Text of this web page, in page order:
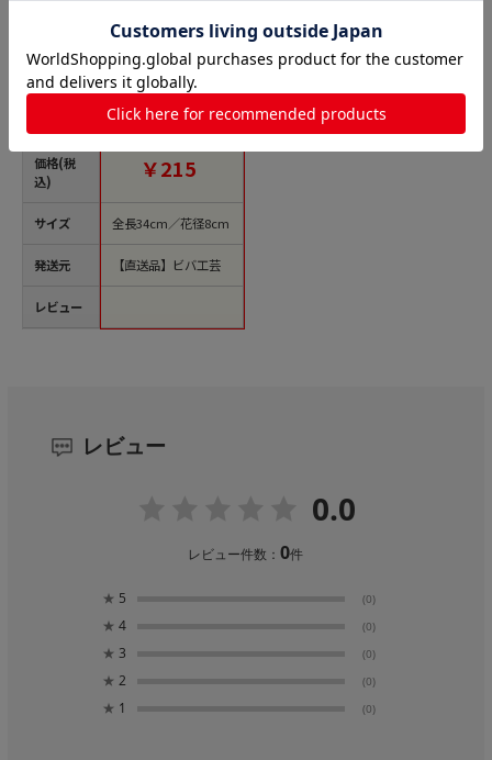
商品名
価格(税
込)
サイズ
発送元
レビュー
ビバ工芸 造花 ギガ
00 1本（ご注文単位1
本）【直送品】
￥215
全長34cm／花径8cm
【直送品】ビバ工芸
レビュー
0.0
レビュー件数：0件
★ 5 (0)
★ 4 (0)
★ 3 (0)
★ 2 (0)
★ 1 (0)